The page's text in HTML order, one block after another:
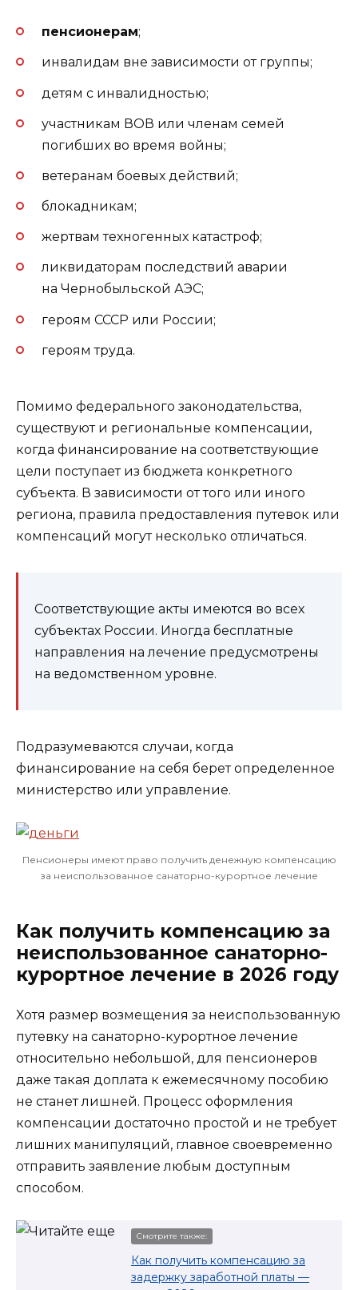
пенсионерам;
инвалидам вне зависимости от группы;
детям с инвалидностью;
участникам ВОВ или членам семей
погибших во время войны;
ветеранам боевых действий;
блокадникам;
жертвам техногенных катастроф;
ликвидаторам последствий аварии
на Чернобыльской АЭС;
героям СССР или России;
героям труда.
Помимо федерального законодательства,
существуют и региональные компенсации,
когда финансирование на соответствующие
цели поступает из бюджета конкретного
субъекта. В зависимости от того или иного
региона, правила предоставления путевок или
компенсаций могут несколько отличаться.
Соответствующие акты имеются во всех
субъектах России. Иногда бесплатные
направления на лечение предусмотрены
на ведомственном уровне.
Подразумеваются случаи, когда
финансирование на себя берет определенное
министерство или управление.
Пенсионеры имеют право получить денежную компенсацию
за неиспользованное санаторно-курортное лечение
Как получить компенсацию за
неиспользованное санаторно-
курортное лечение в 2026 году
Хотя размер возмещения за неиспользованную
путевку на санаторно-курортное лечение
относительно небольшой, для пенсионеров
даже такая доплата к ежемесячному пособию
не станет лишней. Процесс оформления
компенсации достаточно простой и не требует
лишних манипуляций, главное своевременно
отправить заявление любым доступным
способом.
Смотрите также:
Как получить компенсацию за
задержку заработной платы —